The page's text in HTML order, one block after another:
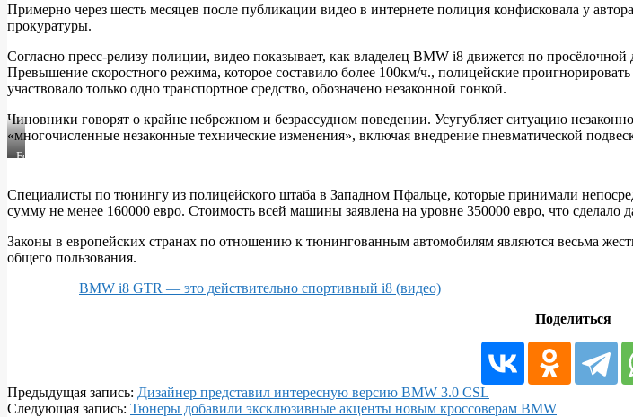
Полиция
конфисковала
один
из
самых
дорогих
i8
Примерно через шесть месяцев после публикации видео в интернете полиция конфисковала у
прокуратуры.
Согласно пресс-релизу полиции, видео показывает, как владелец BMW i8 движется по
Превышение скоростного режима, которое составило более 100км/ч., полицейские
участвовало только одно транспортное средство, обозначено незаконной гонкой.
Чиновники говорят о крайне небрежном и безрассудном поведении. Усугубляет ситуацию
«многочисленные незаконные технические изменения», включая внедрение пневматической
Foto:
Специалисты по тюнингу из полицейского штаба в Западном Пфальце, которые принимали
сумму не менее 160000 евро. Стоимость всей машины заявлена на уровне 350000 евро, что сделало
Законы в европейских странах по отношению к тюнингованным автомобилям являются весьма
общего пользования.
BMW i8 GTR — это действительно спортивный i8 (видео)
Поделиться
2020-
03-
Предыдущая запись: Дизайнер представил интересную версию BMW 3.0 CSL
Следующая запись: Тюнеры добавили эксклюзивные акценты новым кроссоверам BMW